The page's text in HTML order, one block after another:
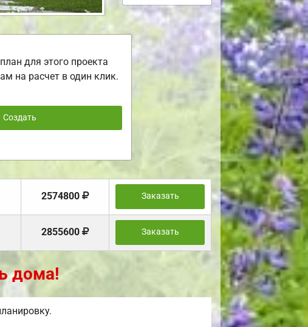
для этого проекта
на расчет в один клик.
Создать
2574800 Заказать
2855600 Заказать
дома!